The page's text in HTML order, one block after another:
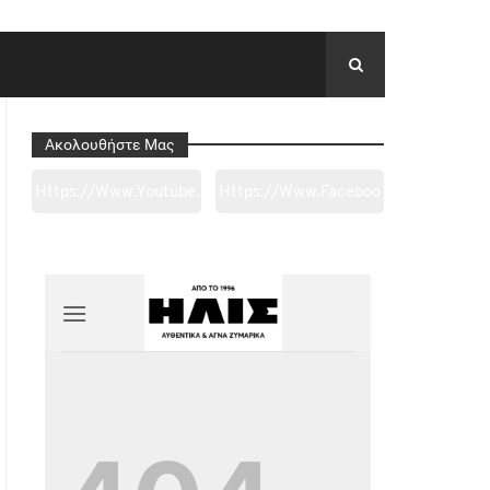
Ακολουθήστε Μας
2ge3sheyTkgpAkeBan
Ref=pages_you_mana